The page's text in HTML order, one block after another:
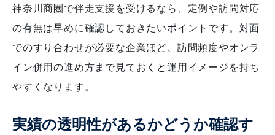
神奈川商圏で伴走支援を受けるなら、定例や訪問対応
の有無は早めに確認しておきたいポイントです。対面
でのすり合わせが必要な企業ほど、訪問頻度やオンラ
イン併用の進め方まで見ておくと運用イメージを持ち
やすくなります。
実績の透明性があるかどうか確認す